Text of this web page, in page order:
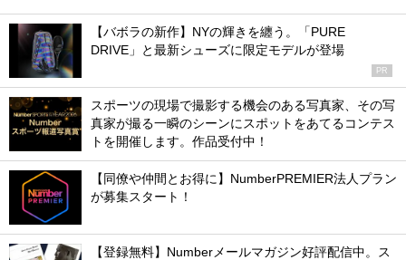
【バボラの新作】NYの輝きを纏う。「PURE
DRIVE」と最新シューズに限定モデルが登場
PR
スポーツの現場で撮影する機会のある写真家、その写
真家が撮る一瞬のシーンにスポットをあてるコンテス
トを開催します。作品受付中！
【同僚や仲間とお得に】NumberPREMIER法人プラン
が募集スタート！
【登録無料】Numberメールマガジン好評配信中。ス